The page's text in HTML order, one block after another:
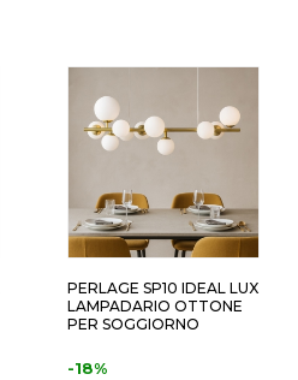
PERLAGE SP10 IDEAL LUX
LAMPADARIO OTTONE
PER SOGGIORNO
-18%